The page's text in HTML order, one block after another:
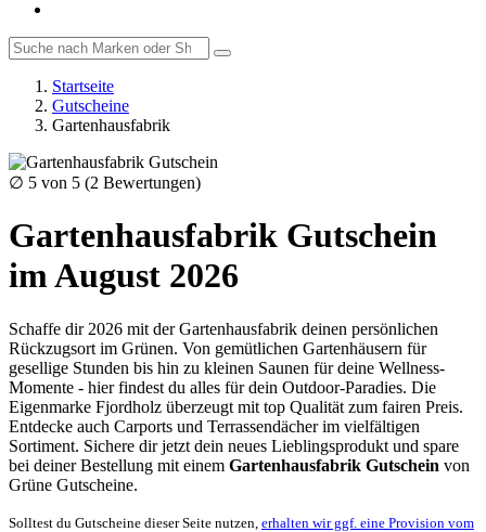
Startseite
Gutscheine
Gartenhausfabrik
∅ 5 von 5 (2 Bewertungen)
Gartenhausfabrik Gutschein
im August 2026
Schaffe dir 2026 mit der Gartenhausfabrik deinen persönlichen
Rückzugsort im Grünen. Von gemütlichen Gartenhäusern für
gesellige Stunden bis hin zu kleinen Saunen für deine Wellness-
Momente - hier findest du alles für dein Outdoor-Paradies. Die
Eigenmarke Fjordholz überzeugt mit top Qualität zum fairen Preis.
Entdecke auch Carports und Terrassendächer im vielfältigen
Sortiment. Sichere dir jetzt dein neues Lieblingsprodukt und spare
bei deiner Bestellung mit einem Gartenhausfabrik Gutschein von
Grüne Gutscheine.
Solltest du Gutscheine dieser Seite nutzen, erhalten wir ggf. eine Provision vom